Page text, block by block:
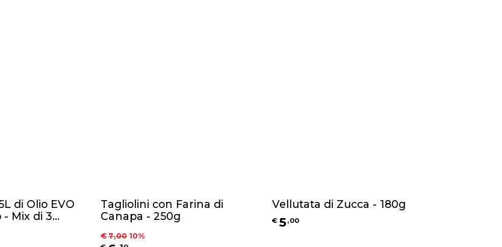
di Olio EVO
- Mix di 3
Tagliolini con Farina di
Canapa - 250g
€ 7,00 10%
Vellutata di Zucca - 180g
€ 5,00